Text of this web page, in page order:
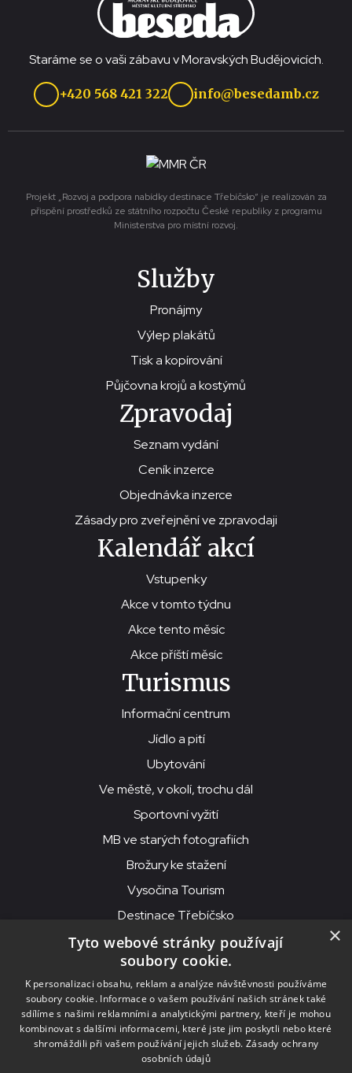
Staráme se o vaši zábavu v Moravských Budějovicích.
+420 568 421 322 info@besedamb.cz
Projekt „Rozvoj a podpora nabídky destinace Třebíčsko“ je realizován za
přispění prostředků ze státního rozpočtu České republiky z programu
Ministerstva pro místní rozvoj.
Služby
Pronájmy
Výlep plakátů
Tisk a kopírování
Půjčovna krojů a kostýmů
Zpravodaj
Seznam vydání
Ceník inzerce
Objednávka inzerce
Zásady pro zveřejnění ve zpravodaji
Kalendář akcí
Vstupenky
Akce v tomto týdnu
Akce tento měsíc
Akce příští měsíc
Turismus
Informační centrum
Jídlo a pití
Ubytování
Ve městě, v okolí, trochu dál
Sportovní vyžití
MB ve starých fotografiích
Brožury ke stažení
Vysočina Tourism
Destinace Třebíčsko
© 2026MKS Beseda Mor. Budějovice
MKS Beseda, příspěvková organizace, Purcnerova 62, 676 02
Moravské Budějovice
IČO: 00091758, DIČ: CZ00091758, ID datové schránky: chjn2kd
×
Tyto webové stránky používají
soubory cookie.
K personalizaci obsahu, reklam a analýze návštěvnosti používáme
soubory cookie. Informace o vašem používání našich stránek také
sdílíme s našimi reklamními a analytickými partnery, kteří je mohou
kombinovat s dalšími informacemi, které jste jim poskytli nebo které
shromáždili při vašem používání jejich služeb. Zásady ochrany
osobních údajů